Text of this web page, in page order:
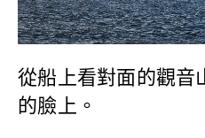
從船上看對面的觀音
的臉上。